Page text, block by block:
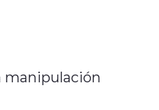
manipulación